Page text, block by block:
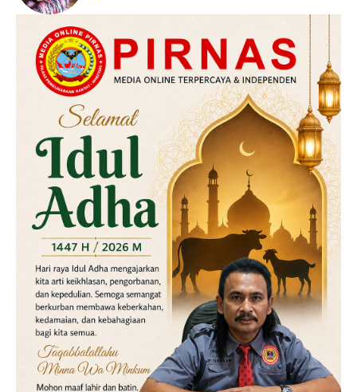
Daerah
Hukum
Kriminal
Labusel